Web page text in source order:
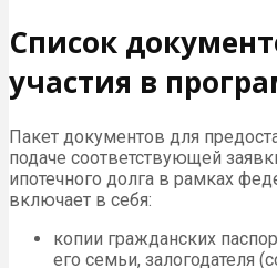
Список
участия в
Пакет документов для
подаче соответствующей
ипотечного долга в рамках
включает в себя:
копии гражданских
его семьи, залогодателя